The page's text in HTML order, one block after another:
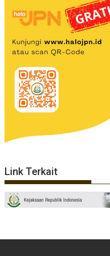
Link Terkait